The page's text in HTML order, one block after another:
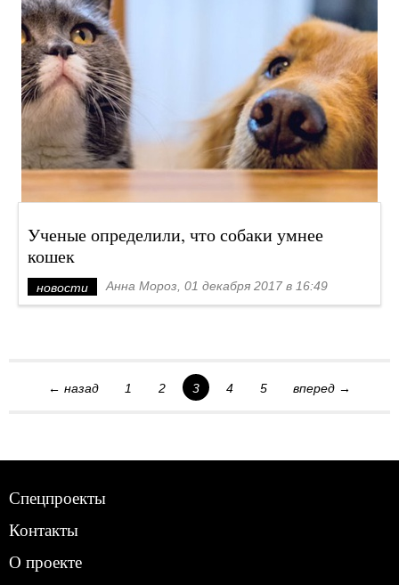
Ученые определили, что собаки умнее
кошек
новости Анна Мороз, 01 декабря 2017 в 16:49
← назад 1 2 3 4 5 вперед →
Спецпроекты
Контакты
О проекте